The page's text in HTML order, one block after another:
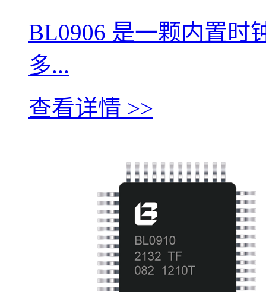
BL0906 是一颗内置时
多...
查看详情 >>